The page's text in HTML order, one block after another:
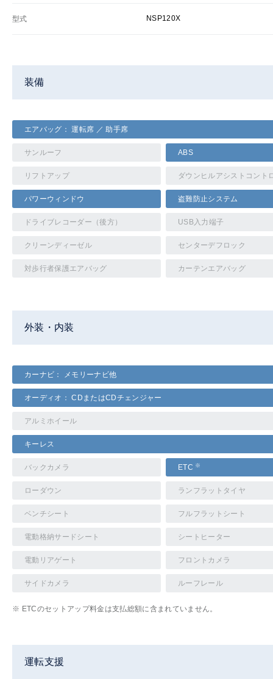
型式 NSP120X
装備
エアバッグ： 運転席 ／ 助手席
サンルーフ ABS
リフトアップ ダウンヒルアシストコント
パワーウィンドウ 盗難防止システム
ドライブレコーダー（後方） USB入力端子
クリーンディーゼル センターデフロック
対歩行者保護エアバッグ カーテンエアバッグ
外装・内装
カーナビ： メモリーナビ他
オーディオ： CDまたはCDチェンジャー
アルミホイール
キーレス
バックカメラ ETC ※
ローダウン ランフラットタイヤ
ベンチシート フルフラットシート
電動格納サードシート シートヒーター
電動リアゲート フロントカメラ
サイドカメラ ルーフレール
※ ETCのセットアップ料金は支払総額に含まれていません。
運転支援